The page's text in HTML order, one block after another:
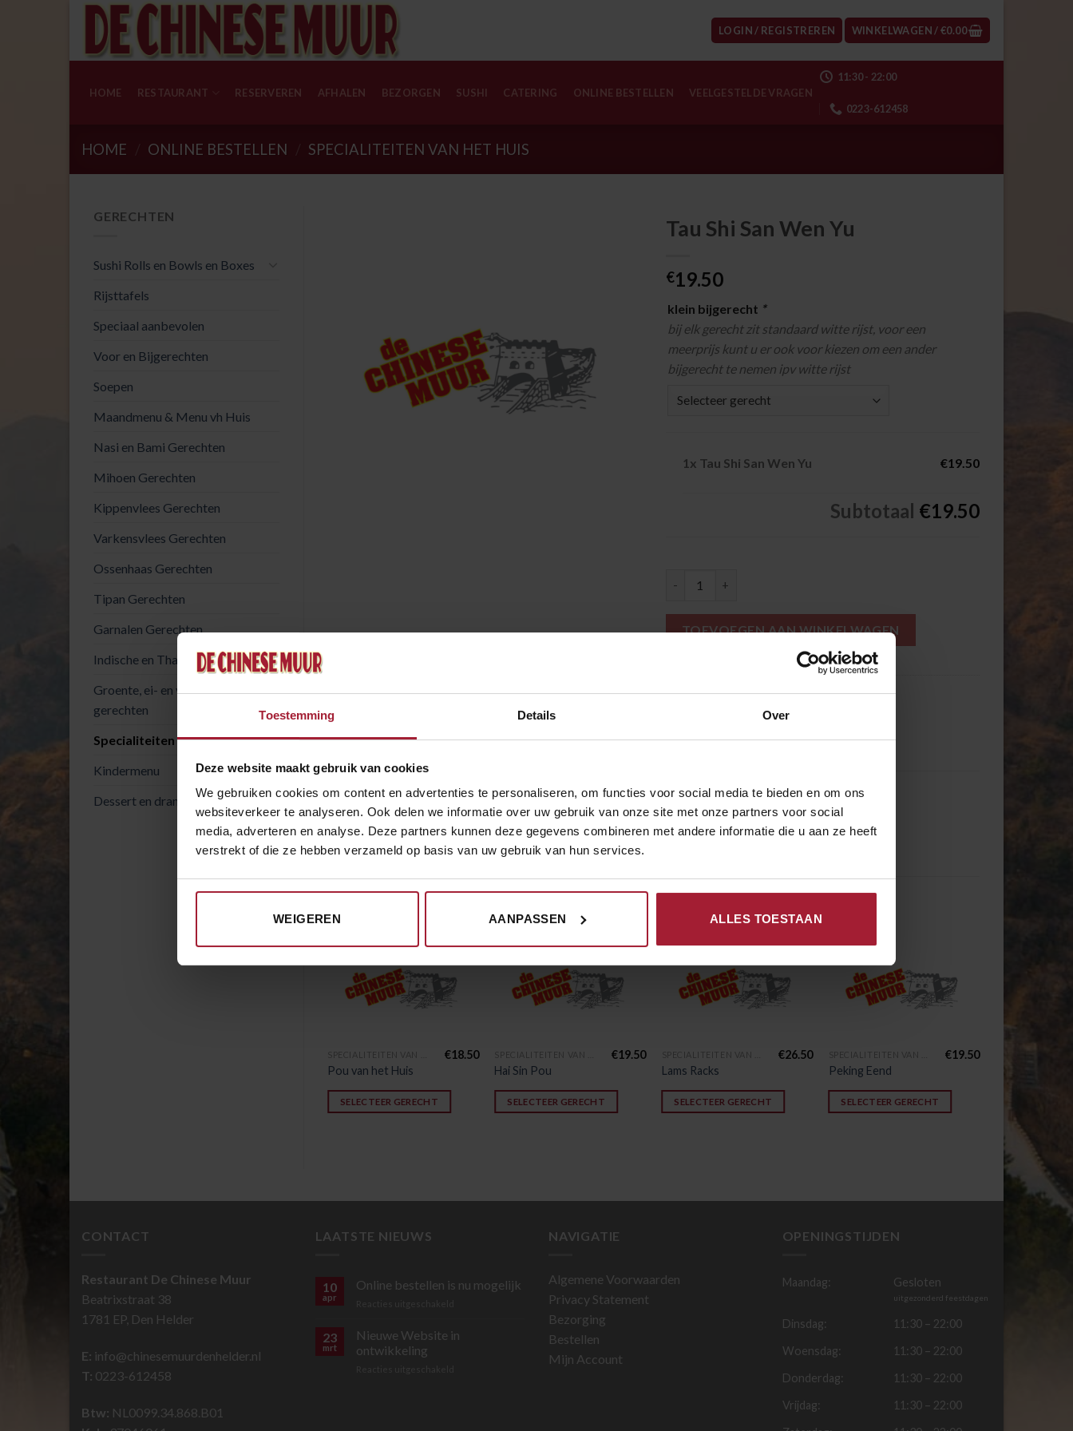
Toestemming Details Over
Deze website maakt gebruik van cookies
We gebruiken cookies om content en advertenties te personaliseren, om functies voor social media te bieden en om ons
websiteverkeer te analyseren. Ook delen we informatie over uw gebruik van onze site met onze partners voor social
media, adverteren en analyse. Deze partners kunnen deze gegevens combineren met andere informatie die u aan ze heeft
verstrekt of die ze hebben verzameld op basis van uw gebruik van hun services.
WEIGEREN AANPASSEN ALLES TOESTAAN
Skip
content
LOGIN / REGISTREREN WINKELWAGEN /€0.00
HOME RESTAURANT RESERVEREN AFHALEN BEZORGEN SUSHI CATERING ONLINE BESTELLEN VEELGESTELDE VRAGEN
11:30 - 22:00
0223-612458
HOME ONLINE BESTELLEN SPECIALITEITEN VAN HET HUIS
GERECHTEN
Sushi Rolls en Bowls en Boxes
Rijsttafels
Speciaal aanbevolen
Voor en Bijgerechten
Soepen
Maandmenu & Menu vh Huis
Nasi en Bami Gerechten
Mihoen Gerechten
Kippenvlees Gerechten
Varkensvlees Gerechten
Ossenhaas Gerechten
Tipan Gerechten
Garnalen Gerechten
Indische en Thaise gerechten
Groente, ei- en vegetarische
gerechten
Specialiteiten van het huis
Kindermenu
Dessert en drank
Tau Shi San Wen Yu
€19.50
klein bijgerecht *
bij elk gerecht zit standaard witte rijst, voor een
meerprijs kunt u er ook voor kiezen om een ander
bijgerecht te nemen ipv witte rijst
1x Tau Shi San Wen Yu €19.50
Subtotaal €19.50
Tau Shi San Wen Yu aantal
TOEVOEGEN AAN WINKELWAGEN
BESCHRIJVING
zalmfilet met groente in zwarte bonensaus
GERELATEERDE PRODUCTEN
Pou van het Huis
€18.50
SELECTEER GERECHT
Hai Sin Pou
€19.50
SELECTEER GERECHT
Lams Racks
€26.50
SELECTEER GERECHT
Peking Eend
€19.50
SELECTEER GERECHT
CONTACT
Restaurant De Chinese Muur
Beatrixstraat 38
1781 EP, Den Helder
E: info@chinesemuurdenhelder.nl
T: 0223-612458
Btw: NL0099.34.868.B01
LAATSTE NIEUWS
10
apr
Online bestellen is nu mogelijk
23
mrt
Nieuwe Website in
ontwikkeling
NAVIGATIE
Algemene Voorwaarden
Privacy Statement
Bezorging
Bestellen
Mijn Account
OPENINGSTIJDEN
Maandag: Gesloten
uitgezonderd feestdagen
Dinsdag:
11:30 – 22:00
Woensdag:
11:30 – 22:00
Donderdag:
11:30 – 22:00
Vrijdag:
11:30 – 22:00